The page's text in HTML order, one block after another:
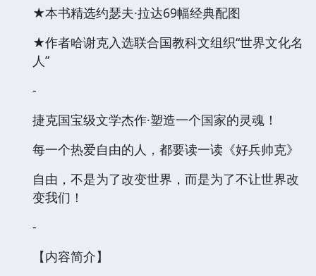
★本书精选约瑟夫·拉达69幅经典配图
★作者哈谢克入选联合国教科文组织“世界文化名
人”
-
捷克国宝级文学杰作·塑造一个国家的灵魂！
每一个热爱自由的人，都要读一读《好兵帅克》
自由，不是为了改变世界，而是为了不让世界改
变我们！
-
【内容简介】